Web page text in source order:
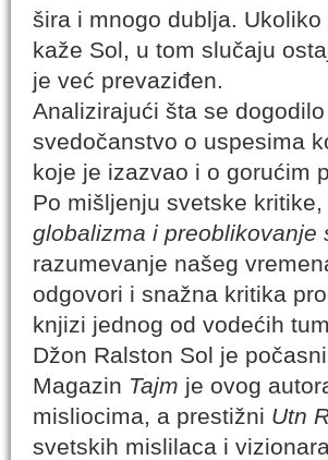
šira i mnogo dublja.
kaže Sol, u tom slučaju
je već prevaziđen.
Analizirajući šta se
svedočanstvo o uspesima
koje je izazvao i o gorućim
Po mišljenju svetske
globalizma i preoblikovanje
razumevanje našeg
odgovori i snažna kritika
knjizi jednog od vodećih
Džon Ralston Sol je
Magazin Tajm je ovog
misliocima, a prestižni Utn
svetskih mislilaca i